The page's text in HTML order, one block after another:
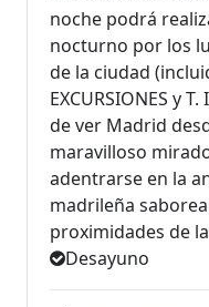
noche podrá
nocturno por los
de la ciudad
EXCURSIONES y
de ver Madrid
maravilloso
adentrarse en la
madrileña
proximidades de
Desayuno